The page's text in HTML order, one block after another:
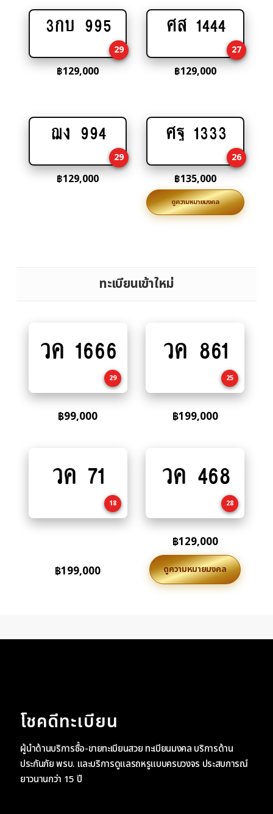
Add
cart
3กบ 995
29
฿129,000
Add
cart
ศส 1444
27
฿129,000
Add
cart
ฌง 994
29
฿129,000
Add
cart
ศฐ 1333
26
฿135,000
ดูความหมายมงคล
ทะเบียนเข้าใหม่
to
วค 1666
29
฿99,000
to
วค 861
25
฿199,000
to
วค 71
18
฿199,000
to
วค 468
28
฿129,000
ดูความหมายมงคล
โชคดีทะเบียน
ผู้นำด้านบริการซื้อ-ขายทะเบียนสวย ทะเบียนมงคล บริการด้าน
ประกันภัย พรบ. และบริการดูแลรถหรูแบบครบวงจร ประสบการณ์
ยาวนานกว่า 15 ปี